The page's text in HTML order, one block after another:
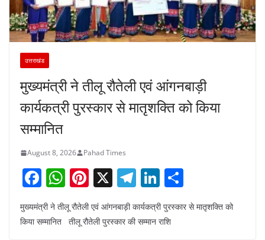
उत्तराखंड
मुख्यमंत्री ने तीलू रौतेली एवं आंगनबाड़ी
कार्यकत्री पुरस्कार से मातृशक्ति को किया
सम्मानित
August 8, 2026 Pahad Times
F
a
c
W
h
at
Pi
nt
er
X T
el
e
Li
n
k
h
ar
मुख्यमंत्री ने तीलू रौतेली एवं आंगनबाड़ी कार्यकत्री पुरस्कार से मातृशक्ति को
किया सम्मानित तीलू रौतेली पुरस्कार की सम्मान राशि